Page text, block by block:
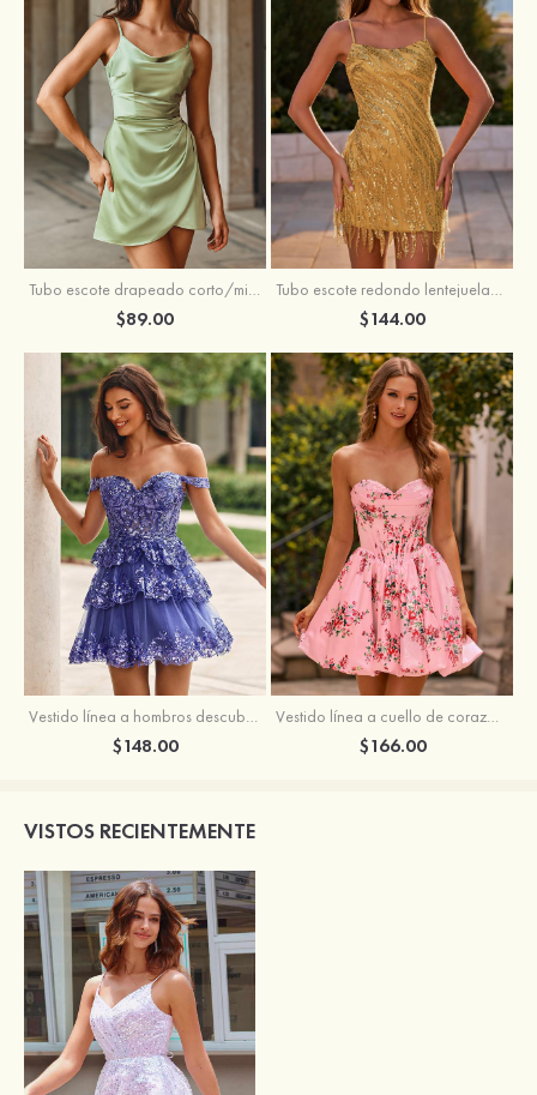
Tubo escote drapeado corto/mini tela charmeuse vestido para homecoming
$89.00
Tubo escote redondo lentejuelas corto vestido para homecoming
$144.00
Vestido línea a hombros descubiertos tul corto/mini vestido para homecoming
$148.00
Vestido línea a cuello de corazón satén corto vestido para homecoming
$166.00
VISTOS RECIENTEMENTE